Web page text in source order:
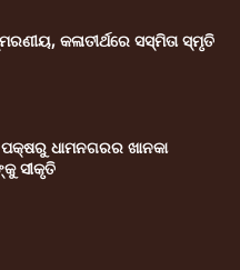
କଳାତୀର୍ଥରେ ସସ୍ମିତା ସ୍ମୃତି
ଧାମନଗରର ଖାନକା
ସୀକୃତି